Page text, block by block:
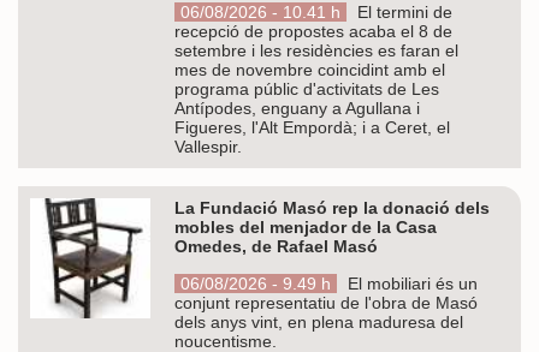
06/08/2026 - 10.41 h
El termini de
recepció de propostes acaba el 8 de
setembre i les residències es faran el
mes de novembre coincidint amb el
programa públic d'activitats de Les
Antípodes, enguany a Agullana i
Figueres, l'Alt Empordà; i a Ceret, el
Vallespir.
La Fundació Masó rep la donació dels
mobles del menjador de la Casa
Omedes, de Rafael Masó
06/08/2026 - 9.49 h
El mobiliari és un
conjunt representatiu de l'obra de Masó
dels anys vint, en plena maduresa del
noucentisme.